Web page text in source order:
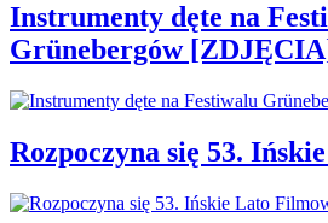
Instrumenty dęte na
Grünebergów
Rozpoczyna się 53.